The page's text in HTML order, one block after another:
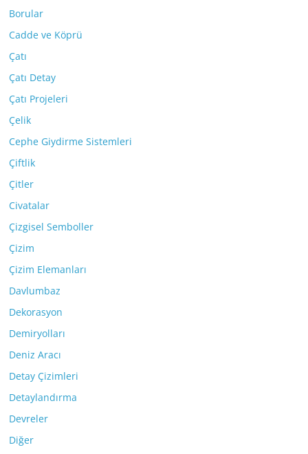
Borular
Cadde ve Köprü
Çatı
Çatı Detay
Çatı Projeleri
Çelik
Cephe Giydirme Sistemleri
Çiftlik
Çitler
Civatalar
Çizgisel Semboller
Çizim
Çizim Elemanları
Davlumbaz
Dekorasyon
Demiryolları
Deniz Aracı
Detay Çizimleri
Detaylandırma
Devreler
Diğer